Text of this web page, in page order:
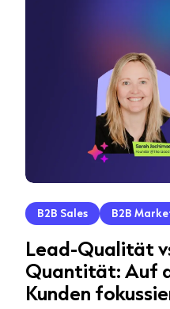
B2B Sales B2B
Lead-Qualität
Quantität: Auf
Kunden